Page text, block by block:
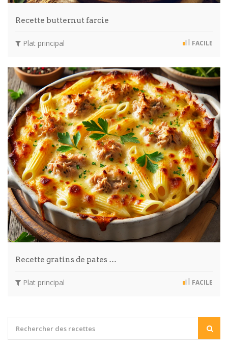
Recette butternut farcie
Plat principal FACILE
Recette gratins de pates …
Plat principal FACILE